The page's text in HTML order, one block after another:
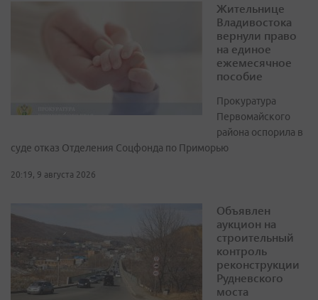
Жительнице
Владивостока
вернули право
на единое
ежемесячное
пособие
Прокуратура
Первомайского
района оспорила в
суде отказ Отделения Соцфонда по Приморью
20:19, 9 августа 2026
Объявлен
аукцион на
строительный
контроль
реконструкции
Рудневского
моста